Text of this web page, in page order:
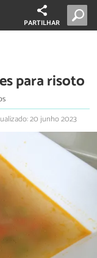
PARTILHAR
para risoto
20 junho 2023